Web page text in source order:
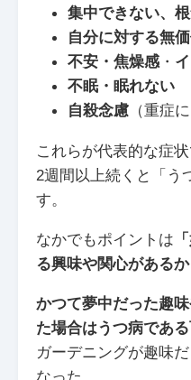
集中できない、
自分に対する無
不安・焦燥感・
不眠・眠れない
自殺念慮（重症に
これらが代表的な症状
2週間以上続くと「う
す。
なかでもポイントは
る興味や関心があるか
かつて夢中だった趣
た場合はうつ病であ
ガーデニングが趣味